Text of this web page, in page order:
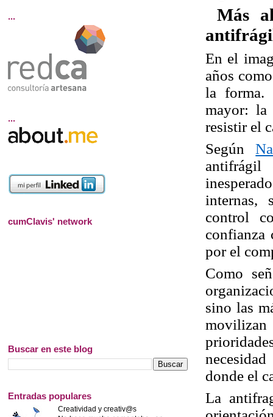
Más
En el
años
la forma.
mayor: la
resistir el
Según
antifrágil
internas,
control
confianza
por el
Como
sino las
donde el
La
...
...
cumClavis' network
Buscar en este blog
Entradas populares
Creatividad y creativ@s